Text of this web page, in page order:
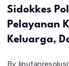
Sidokkes
Pelayanan
Keluarga,